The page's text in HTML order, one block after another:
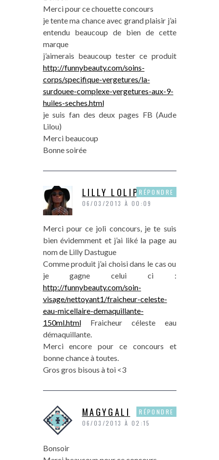
Merci pour ce chouette concours
je tente ma chance avec grand plaisir j’ai
entendu beaucoup de bien de cette
marque
j’aimerais beaucoup tester ce produit
http://funnybeauty.com/soins-
corps/specifique-vergetures/la-
surdouee-complexe-vergetures-aux-9-
huiles-seches.html
je suis fan des deux pages FB (Aude
Lilou)
Merci beaucoup
Bonne soirée
LILLY LOLIPOPS
06/03/2013 À 00:09
Merci pour ce joli concours, je te suis
bien évidemment et j’ai liké la page au
nom de Lilly Dastugue
Comme produit j’ai choisi dans le cas ou
je gagne celui ci :
http://funnybeauty.com/soin-
visage/nettoyant1/fraicheur-celeste-
eau-micellaire-demaquillante-
150ml.htmlFraicheur céleste eau
démaquillante.
Merci encore pour ce concours et
bonne chance à toutes.
Gros gros bisous à toi <3
RÉPONDRE
MAGYGALI
06/03/2013 À 02:15
Bonsoir
RÉPONDRE